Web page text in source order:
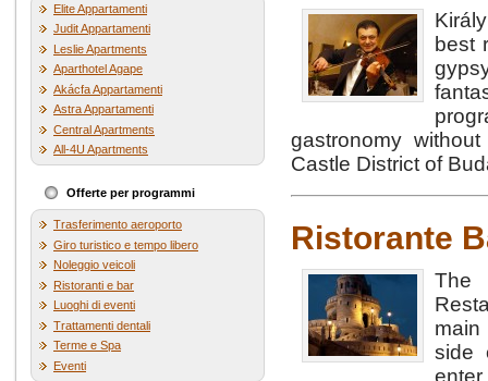
Elite Appartamenti
Judit Appartamenti
Leslie Apartments
Aparthotel Agape
Akácfa Appartamenti
Astra Appartamenti
Central Apartments
All-4U Apartments
Offerte per programmi
Trasferimento aeroporto
Giro turistico e tempo libero
Noleggio veicoli
Ristoranti e bar
Luoghi di eventi
Trattamenti dentali
Terme e Spa
Eventi
best
gastronomy
Castle District of
Ristorante
The
side